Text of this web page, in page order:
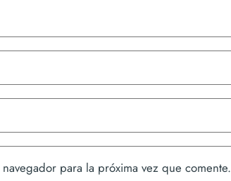
para la próxima vez que comente.